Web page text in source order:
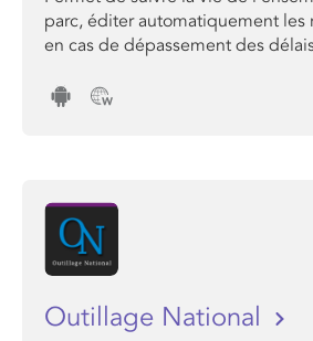
parc, éditer automatiquement les
en cas de dépassement des
Outillage National